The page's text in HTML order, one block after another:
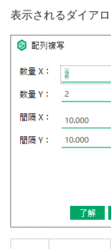
表示されるダイア